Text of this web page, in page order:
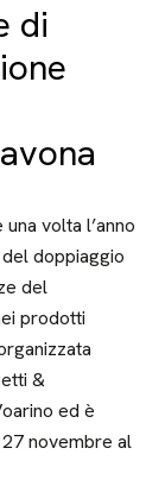
di
volta l’anno
doppiaggio
del
prodotti
&
ed è
novembre al